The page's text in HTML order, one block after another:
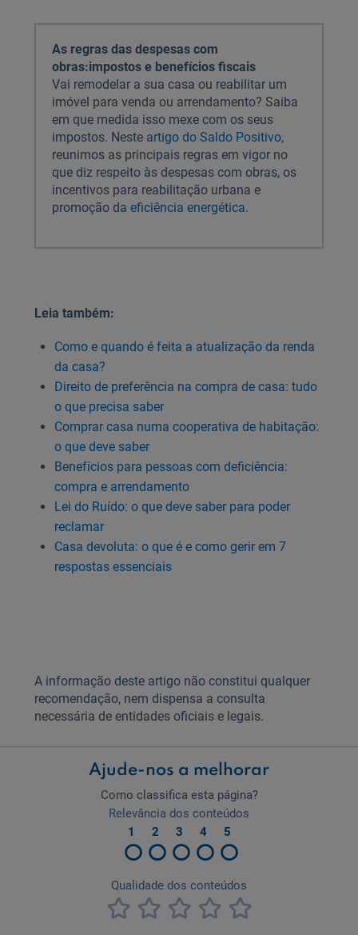
As regras das despesas com
obras:impostos e benefícios fiscais
Vai remodelar a sua casa ou reabilitar um
imóvel para venda ou arrendamento? Saiba
em que medida isso mexe com os seus
impostos. Neste artigo do Saldo Positivo,
reunimos as principais regras em vigor no
que diz respeito às despesas com obras, os
incentivos para reabilitação urbana e
promoção da eficiência energética.
Leia também:
Como e quando é feita a atualização da renda
da casa?
Direito de preferência na compra de casa: tudo
o que precisa saber
Comprar casa numa cooperativa de habitação:
o que deve saber
Benefícios para pessoas com deficiência:
compra e arrendamento
Lei do Ruído: o que deve saber para poder
reclamar
Casa devoluta: o que é e como gerir em 7
respostas essenciais
A informação deste artigo não constitui qualquer
recomendação, nem dispensa a consulta
necessária de entidades oficiais e legais.